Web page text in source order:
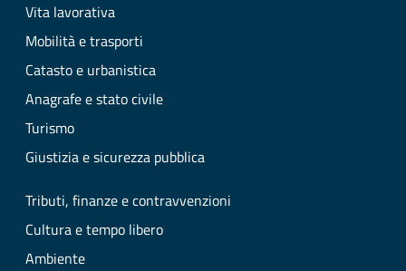
Vita lavorativa
Mobilità e trasporti
Catasto e urbanistica
Anagrafe e stato civile
Turismo
Giustizia e sicurezza pubblica
Tributi, finanze e contravvenzioni
Cultura e tempo libero
Ambiente